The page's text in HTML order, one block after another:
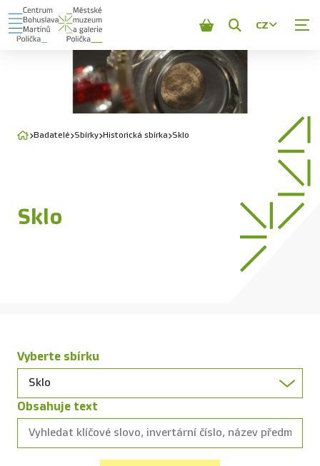
Zobrazit
vyhledávání
CZ
Badatelé Sbírky Historická sbírka Sklo
Sklo
Vyberte sbírku
Obsahuje text